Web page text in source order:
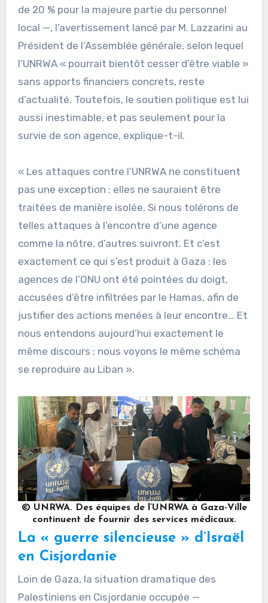
de 20 % pour la majeure partie du personnel
local —, l’avertissement lancé par M. Lazzarini au
Président de l’Assemblée générale, selon lequel
l’UNRWA « pourrait bientôt cesser d’être viable »
sans apports financiers concrets, reste
d’actualité. Toutefois, le soutien politique est lui
aussi inestimable, et pas seulement pour la
survie de son agence, explique-t-il.
« Les attaques contre l’UNRWA ne constituent
pas une exception ; elles ne sauraient être
traitées de manière isolée. Si nous tolérons de
telles attaques à l’encontre d’une agence
comme la nôtre, d’autres suivront. Et c’est
exactement ce qui s’est produit à Gaza : les
agences de l’ONU ont été pointées du doigt,
accusées d’être infiltrées par le Hamas, afin de
justifier des actions menées à leur encontre… Et
nous entendons aujourd’hui exactement le
même discours ; nous voyons le même schéma
se reproduire au Liban ».
© UNRWA. Des équipes de l’UNRWA à Gaza-Ville
continuent de fournir des services médicaux.
La « guerre silencieuse » d’Israël
en Cisjordanie
Loin de Gaza, la situation dramatique des
Palestiniens en Cisjordanie occupée —